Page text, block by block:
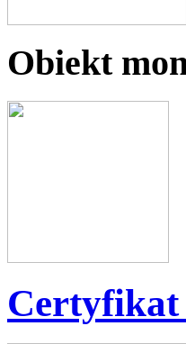
Obiekt